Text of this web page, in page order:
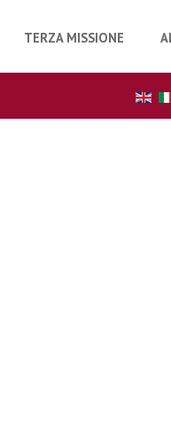
TERZA MISSIONE